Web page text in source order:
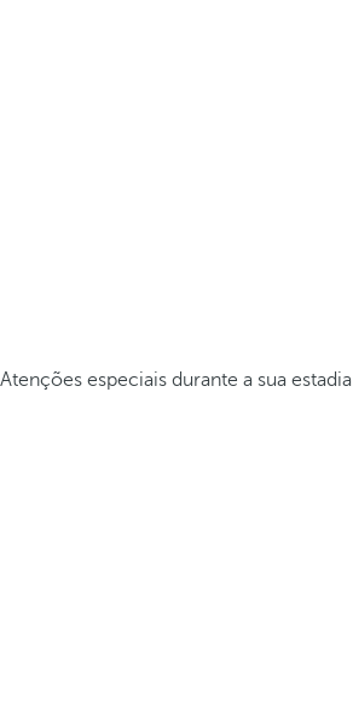
Atenções especiais durante a sua estadia